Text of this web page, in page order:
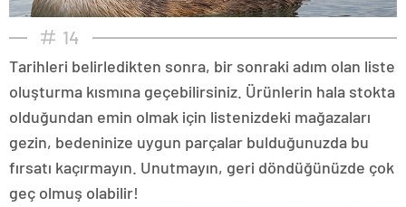
14
Tarihleri belirledikten sonra, bir sonraki adım olan liste
oluşturma kısmına geçebilirsiniz. Ürünlerin hala stokta
olduğundan emin olmak için listenizdeki mağazaları
gezin, bedeninize uygun parçalar bulduğunuzda bu
fırsatı kaçırmayın. Unutmayın, geri döndüğünüzde çok
geç olmuş olabilir!